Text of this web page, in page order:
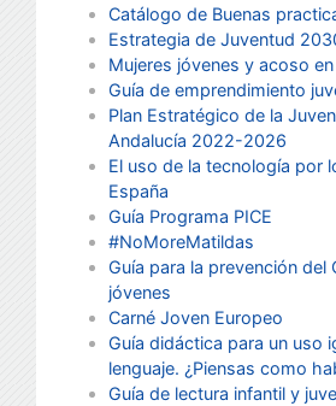
Catálogo de Buenas
Estrategia de Juventud
Mujeres jóvenes y acoso
Guía de emprendimiento
Plan Estratégico de la
Andalucía 2022-2026
El uso de la tecnología por
España
Guía Programa PICE
#NoMoreMatildas
Guía para la prevención del
jóvenes
Carné Joven Europeo
Guía didáctica para un uso
lenguaje. ¿Piensas como
Guía de lectura infantil y